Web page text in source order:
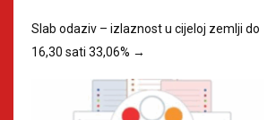
Slab odaziv – izlaznost u cijeloj zemlji do
16,30 sati 33,06% →